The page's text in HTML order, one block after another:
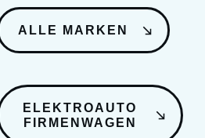
ALLE MARKEN
ELEKTROAUTO
FIRMENWAGEN